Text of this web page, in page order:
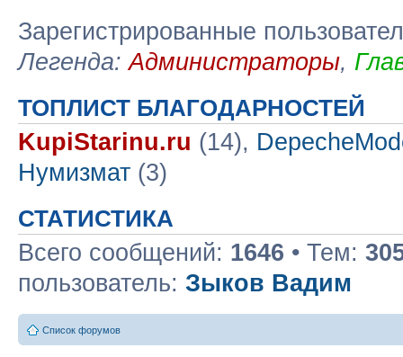
Зарегистрированные
Легенда:Администраторы,
ТОПЛИСТ БЛАГОДАРНОСТЕЙ
KupiStarinu.ru (14),
Нумизмат (3)
СТАТИСТИКА
Всего сообщений: 1646 • Тем:
пользователь: Зыков Вадим
Список форумов